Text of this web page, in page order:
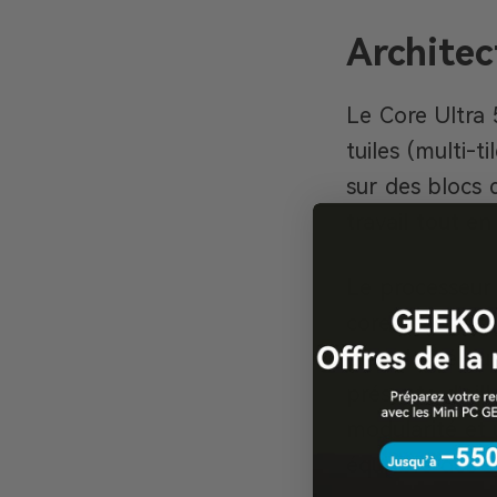
Le Core Ultra
tuiles (multi-
sur des blocs
Le
cores). Si
granularité du
présente
modularité
équilibré des